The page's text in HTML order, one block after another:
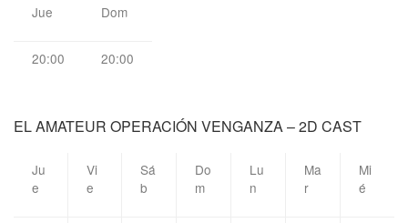
Jue Dom
20:00 20:00
EL AMATEUR OPERACIÓN VENGANZA – 2D CAST
Ju
e
Vi
e
Sá
b
Do
m
Lu
n
Ma
r
Mi
é